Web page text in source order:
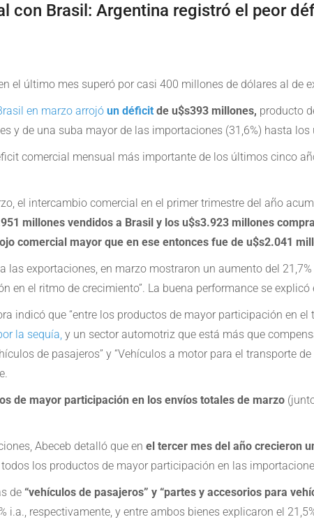
con Brasil: Argentina registró el peor
el último mes superó por casi 400 millones de dólares al de
en marzo arrojó un déficit de u$s393 millones, producto
y de una suba mayor de las importaciones (31,6%) hasta
comercial mensual más importante de los últimos cinco
el intercambio comercial en el primer trimestre del año
millones vendidos a Brasil y los u$s3.923 millones
comercial mayor que en ese entonces fue de u$s2.041
las exportaciones, en marzo mostraron un aumento del
en el ritmo de crecimiento”. La buena performance se
indicó que “entre los productos de mayor participación en
la sequía, y un sector automotriz que está más que
de pasajeros” y “Vehículos a motor para el transporte
de mayor participación en los envíos totales de marzo
Abeceb detalló que en el tercer mes del año crecieron
los productos de mayor participación en las
de “vehículos de pasajeros” y “partes y accesorios para
i.a., respectivamente, y entre ambos bienes explicaron el